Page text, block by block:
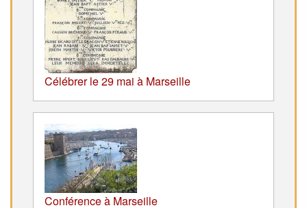
Célébrer le 29 mai à Marseille
Conférence à Marseille